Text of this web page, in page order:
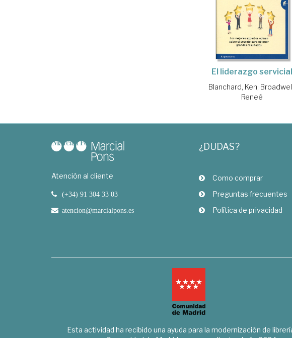
El liderazgo servicial
Blanchard, Ken;
Reneé
Atención al cliente
(+34) 91 304 33 03
atencion@marcialpons.es
¿DUDAS?
Como comprar
Preguntas frecuentes
Política de privacidad
Esta actividad ha recibido una ayuda para la modernización de